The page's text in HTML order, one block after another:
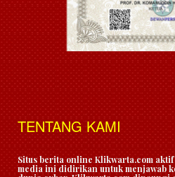
TENTANG KAMI
Situs berita online Klikwarta.com
media ini didirikan untuk menjawab